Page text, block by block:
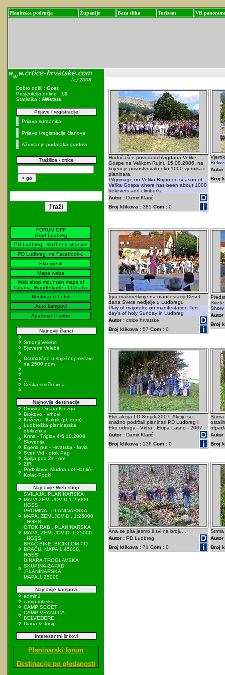
Planinska područja Županije Baza slika Turizam VR panorame
Dobro došli : Gost
Posjetitelja online : 13
Statistika : AWstats
Prijave i registracije
Prijava suradnika
Prijave i registracije članova
Ažuriranje podataka gradovi
Tražilica - crtice
FORUM OFF
Grad Ludbreg
PD Ludbreg - službene stranice
PD Ludbreg- na Facebook-u
Eko vijesti
Mapa weba
Web shop mountain maps of
Croatia, Wanderkarte of Croatia
Restorani i hoteli
Auto kampovi
Apartmani i sobe
Najnoviji članci
Srednji Velebit
Sjeverni Velebit
Dramatično u snježnoj mećavi
na 2500 ndm
Češka smrčkovica
Najnovije destinacije
Omiska Dinara Kruzno
Biokovo - vrhovi
Križevci - Kalnik (pl. dom)
Ludbreška planinarska
obilaznica
Krma - Triglav 4/5.10.2008
Slovenija
Egeria put - Hrvatska - Iovia
Sveti Vid - otok Pag
Spilja pod Zir - om
ZIR
Podkilavac-Mudna dol-Hahlići-
Kolac-Podki
Najnovije Web shop
SVILAJA, PLANINARSKA
MAPA ZEMLJOVID,1:25000,
HGSS
PROMINA , PLANINARSKA
MAPA, ZEMLJOVID , 1:25000
, HGSS
OTOK RAB , PLANINARSKA
MAPA, ZEMLJOVID, 1:25000
, HGSS
BRAČ BIKE, BICIKLOM PO
BRAČU, MAPA 1:45000,
HGSS
DINARA-TROGLAVSKA
SKUPINA-ZAPAD
,PLANINARSKA
MAPA,1:25000
Najnovije kampovi
admin1
camp mlaska
CAMP SEGET
CAMP VRANJICA
BELVEDERE
Diana & Josip
Interesantni linkovi
Planinarski forum
Destinacije po gledanosti
Hodočašće povodom blagdana Velike
Gospe na Velikom Rujnu 15.08.2006. na
kojem je prisustvovalo oko 1000 vjernika i
planinara.
Pilgrimage on Veliko Rujno on season of
Velika Gospa where has been about 1000
believers and climber's.
Autor : Damir Klarić
Broj klikova : 385 Com : 0
Autor
Broj
Igra mažoretkinje na manifestaciji Deset
dana Svete nedjelje u Ludbregu
Play of majorette on manifestation Ten
day's of holy Sunday in Ludbreg
Autor : crtice hrvatske
Broj klikova : 57 Com : 0
Svete
Show
Autor
Broj
Eko-akcija LD Srnjak-2007. Akciju su
snažno podržali planinari PD Ludbreg i
Eko udruga - Vidra . Ekipa Lasno - 2007 .
Autor : Damir Klarić
Broj klikova : 136 Com : 0
Autor
Broj
Ana se pita jesmo li svi na broju...
Autor : PD Ludbreg
Broj klikova : 71 Com : 0
Autor
Broj